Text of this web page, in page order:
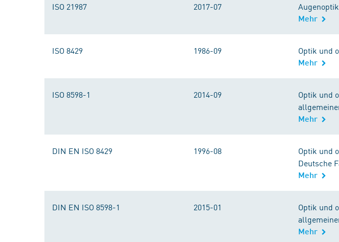
ISO 21987 2017-07
Mehr
ISO 8429 1986-09 Optik und
Mehr
ISO 8598-1 2014-09
Optik und
Mehr
DIN EN ISO 8429 1996-08
Optik und
Deutsche
Mehr
DIN EN ISO 8598-1 2015-01
Optik und
Mehr